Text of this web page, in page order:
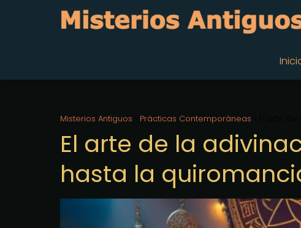
Misterios Antiguos Prácticas Contemporáneas
El arte de la
hasta la